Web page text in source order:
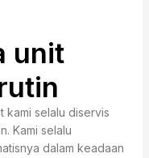
unit
kami selalu diservis
Kami selalu
dalam keadaan